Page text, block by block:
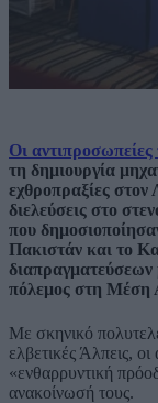
Οι
τη δημιουργία
εχθροπραξίες στον
διελεύσεις στο
που
Πακιστάν και το
διαπραγματεύσεων
πόλεμος στη Μέση
Με σκηνικό
ελβετικές Άλπεις,
«ενθαρρυντική
ανακοίνωσή τους.